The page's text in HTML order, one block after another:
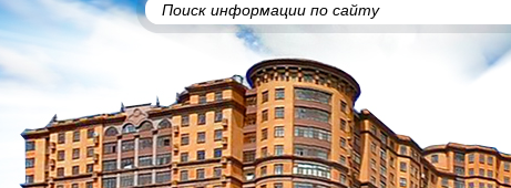
Поиск информации по сайту